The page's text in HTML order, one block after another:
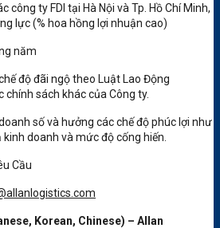
công ty FDI tại Hà Nội và Tp. Hồ Chí Minh,
lực (% hoa hồng lợi nhuận cao)
năm
độ đãi ngộ theo Luật Lao Động
chính sách khác của Công ty.
số và hưởng các chế độ phúc lợi như
doanh và mức độ cống hiến.
Cầu
Korean, Chinese) – Allan